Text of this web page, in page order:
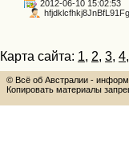
2012-06-10 15:02:53
Карта сайта: 1, 2, 3, 4,
© Всё об Австралии -
Копировать материалы